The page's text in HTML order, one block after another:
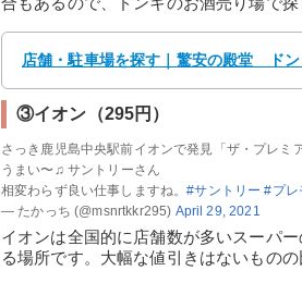
店舗・駐車場を探す｜驚安の殿堂 ドン
③イオン（295円）
さっき鹿児島中央駅前イオンで発見「ザ・プレ
うまい〜♫ サントリーさん
相変わらず良い仕事しますね。#サントリー #プレ
— たかっち (@msnrtkkr295) April 29, 2021
イオンは全国的に店舗数が多いスーパ
る場所です。大幅な値引きはないもの